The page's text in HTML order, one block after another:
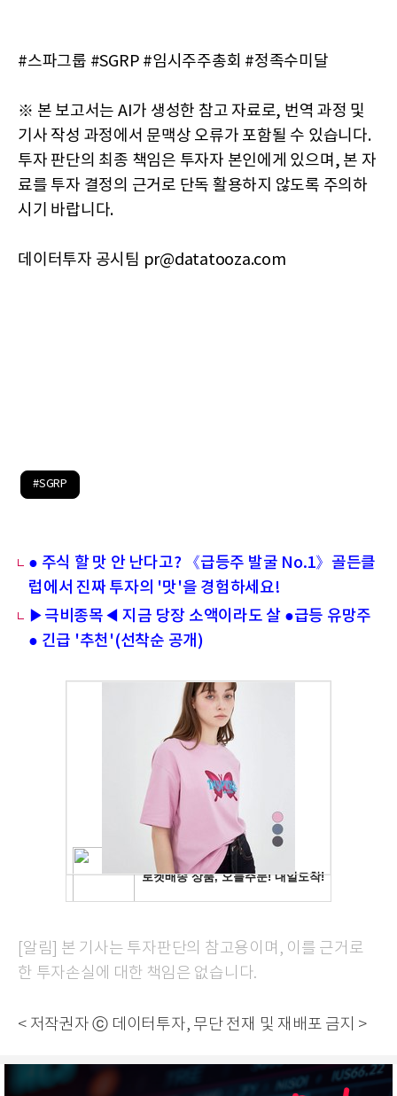
#스파그룹 #SGRP #임시주주총회 #정족수미달
※ 본 보고서는 AI가 생성한 참고 자료로, 번역 과정 및
기사 작성 과정에서 문맥상 오류가 포함될 수 있습니다.
투자 판단의 최종 책임은 투자자 본인에게 있으며, 본 자
료를 투자 결정의 근거로 단독 활용하지 않도록 주의하
시기 바랍니다.
데이터투자 공시팀 pr@datatooza.com
#SGRP
● 주식 할 맛 안 난다고? 《급등주 발굴 No.1》골든클
럽에서 진짜 투자의 '맛'을 경험하세요!
▶극비종목◀ 지금 당장 소액이라도 살 ●급등 유망주
● 긴급 '추천'(선착순 공개)
[알림] 본 기사는 투자판단의 참고용이며, 이를 근거로
한 투자손실에 대한 책임은 없습니다.
< 저작권자 ⓒ 데이터투자, 무단 전재 및 재배포 금지 >